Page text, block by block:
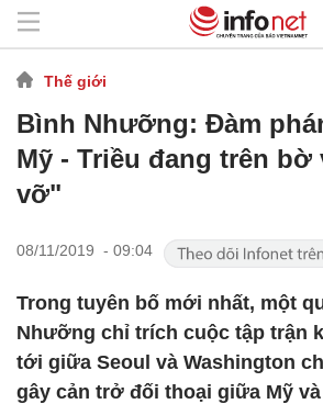
Thế giới
Bình Nhưỡng: Đàm
Mỹ - Triều đang trên bờ
vỡ"
08/11/2019 - 09:04
Trong tuyên bố mới nhất, một
Nhưỡng chỉ trích cuộc tập trận
tới giữa Seoul và Washington
gây cản trở đối thoại giữa Mỹ và